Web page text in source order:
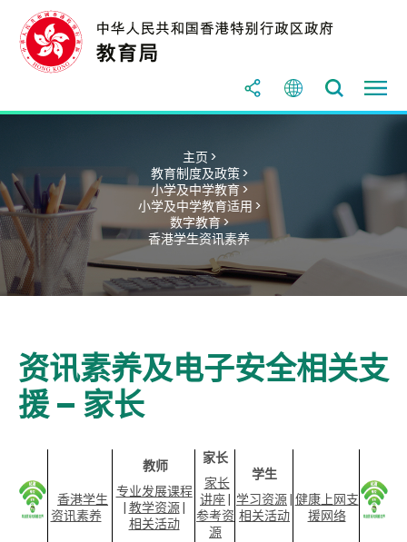
主页 >
教育制度及政策 >
小学及中学教育 >
小学及中学教育适用 >
数字教育 >
香港学生资讯素养
资讯素养及电子安全相关支
援 – 家长
香港学生
资讯素养
教师
专业发展课程
| 教学资源|
相关活动
家长
家长
讲座|
参考资
源
学生
学习资源|
相关活动
健康上网支
援网络